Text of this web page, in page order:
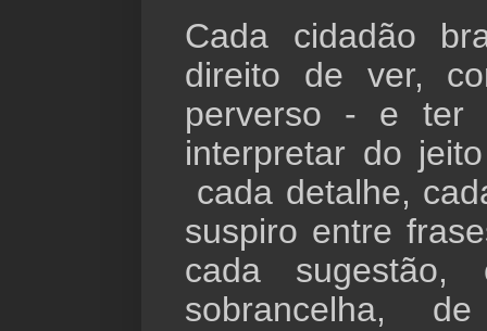
Cada cidadão
direito de ver,
perverso - e ter
interpretar do
cada detalhe,
suspiro entre
cada sugestão,
sobrancelha,